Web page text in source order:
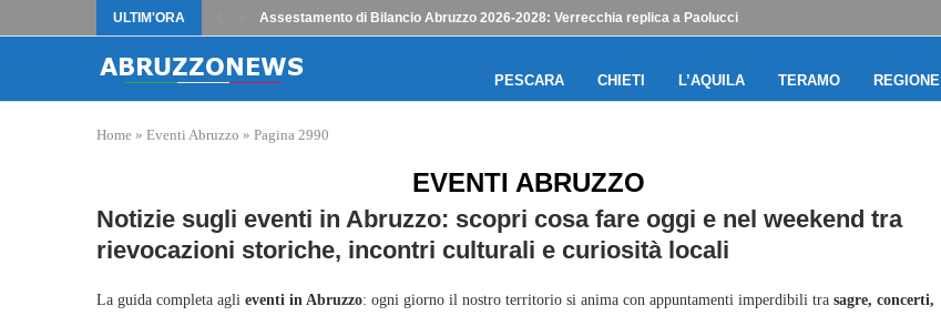
ULTIM'ORA Assestamento di Bilancio Abruzzo 2026-2028: Verrecchia replica a Paolucci
PESCARA CHIETI L’AQUILA TERAMO REGIONE
Home » Eventi Abruzzo » Pagina 2990
EVENTI ABRUZZO
Notizie sugli eventi in Abruzzo: scopri cosa fare oggi e nel weekend tra
rievocazioni storiche, incontri culturali e curiosità locali
La guida completa agli eventi in Abruzzo: ogni giorno il nostro territorio si anima con appuntamenti imperdibili tra sagre, concerti,